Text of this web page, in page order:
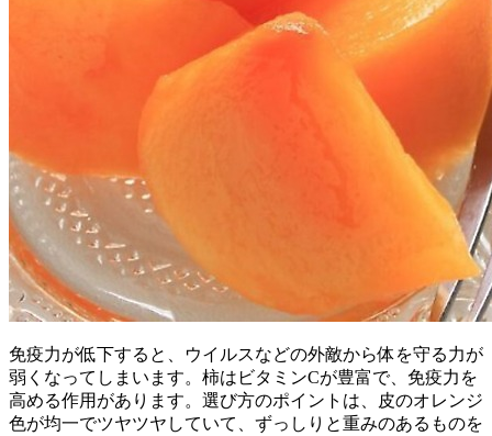
免疫力が低下すると、ウイルスなどの外敵から体を守る力が
弱くなってしまいます。柿はビタミンCが豊富で、免疫力を
高める作用があります。選び方のポイントは、皮のオレンジ
色が均一でツヤツヤしていて、ずっしりと重みのあるものを